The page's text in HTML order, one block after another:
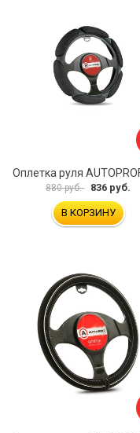
880 руб. 836 руб.
В КОРЗИНУ